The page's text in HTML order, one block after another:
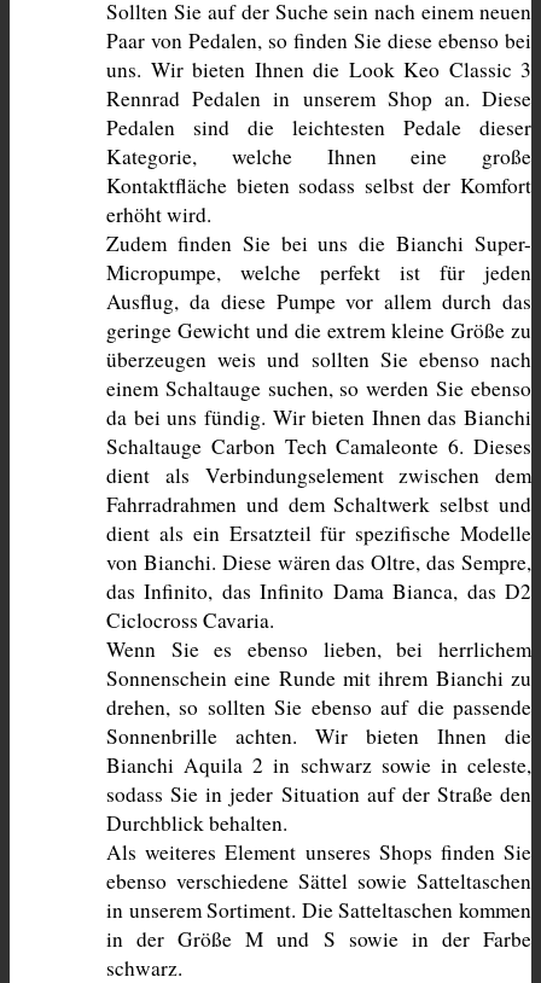
Sollten Sie auf der Suche sein nach einem neuen
Paar von Pedalen, so finden Sie diese ebenso bei
uns. Wir bieten Ihnen die Look Keo Classic 3
Rennrad Pedalen in unserem Shop an. Diese
Pedalen sind die leichtesten Pedale dieser
Kategorie, welche Ihnen eine große
Kontaktfläche bieten sodass selbst der Komfort
erhöht wird.
Zudem finden Sie bei uns die Bianchi Super-
Micropumpe, welche perfekt ist für jeden
Ausflug, da diese Pumpe vor allem durch das
geringe Gewicht und die extrem kleine Größe zu
überzeugen weis und sollten Sie ebenso nach
einem Schaltauge suchen, so werden Sie ebenso
da bei uns fündig. Wir bieten Ihnen das Bianchi
Schaltauge Carbon Tech Camaleonte 6. Dieses
dient als Verbindungselement zwischen dem
Fahrradrahmen und dem Schaltwerk selbst und
dient als ein Ersatzteil für spezifische Modelle
von Bianchi. Diese wären das Oltre, das Sempre,
das Infinito, das Infinito Dama Bianca, das D2
Ciclocross Cavaria.
Wenn Sie es ebenso lieben, bei herrlichem
Sonnenschein eine Runde mit ihrem Bianchi zu
drehen, so sollten Sie ebenso auf die passende
Sonnenbrille achten. Wir bieten Ihnen die
Bianchi Aquila 2 in schwarz sowie in celeste,
sodass Sie in jeder Situation auf der Straße den
Durchblick behalten.
Als weiteres Element unseres Shops finden Sie
ebenso verschiedene Sättel sowie Satteltaschen
in unserem Sortiment. Die Satteltaschen kommen
in der Größe M und S sowie in der Farbe
schwarz.